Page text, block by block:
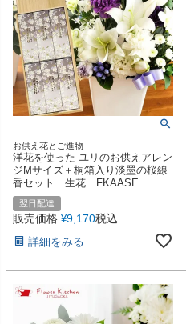
お供え花とご進物
洋花を使った ユリのお供えアレン
ジMサイズ＋桐箱入り淡墨の桜線
香セット 生花 FKAASE
翌日配達
販売価格 ¥9,170税込
詳細をみる